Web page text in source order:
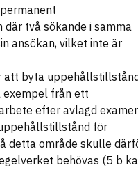
två sökande i samma
ansökan, vilket inte är
att byta
exempel från ett
efter avlagd
för
detta område skulle
behövas (5 b